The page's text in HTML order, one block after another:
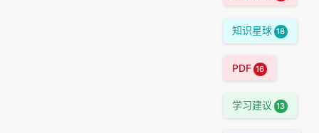
知识星球 18
PDF 16
学习建议 13